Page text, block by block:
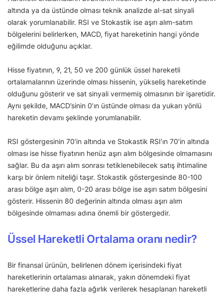
altında ya da üstünde olması teknik analizde al-sat sinyali
olarak yorumlanabilir. RSI ve Stokastik ise aşırı alım-satım
bölgelerini belirlerken, MACD, fiyat hareketinin hangi yönde
eğilimde olduğunu açıklar.
Hisse fiyatının, 9, 21, 50 ve 200 günlük üssel hareketli
ortalamalarının üzerinde olması hissenin, yükseliş hareketinde
olduğunu gösterir ve sat sinyali vermemiş olmasının bir işaretidir.
Aynı şekilde, MACD’sinin 0’ın üstünde olması da yukarı yönlü
hareketin devamı şeklinde yorumlanabilir.
RSI göstergesinin 70’in altında ve Stokastik RSI’ın 70’in altında
olması ise hisse fiyatının henüz aşırı alım bölgesinde olmamasını
sağlar. Bu da aşırı alım sonrası tetiklenebilecek satış ihtimaline
karşı bir önlem niteliği taşır. Stokastik göstergesinde 80-100
arası bölge aşırı alım, 0-20 arası bölge ise aşırı satım bölgesini
gösterir. Hissenin 80 değerinin altında olması aşırı alım
bölgesinde olmaması adına önemli bir göstergedir.
Üssel Hareketli Ortalama oranı nedir?
Bir finansal ürünün, belirlenen dönem içerisindeki fiyat
hareketlerinin ortalaması alınarak, yakın dönemdeki fiyat
hareketlerine daha fazla ağırlık verilerek hesaplanan hareketli